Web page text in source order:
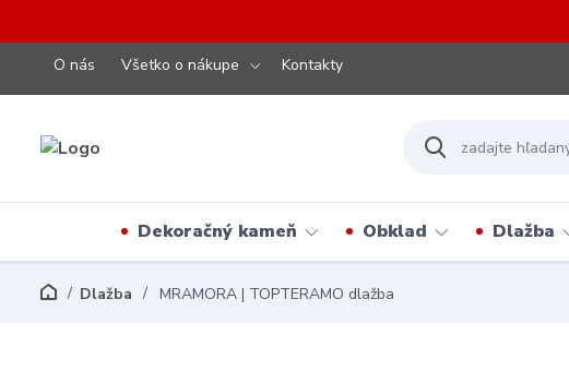
O nás Všetko o nákupe Kontakty
Dekoračný kameň Obklad Dlažba
Dlažba MRAMORA | TOPTERAMO dlažba